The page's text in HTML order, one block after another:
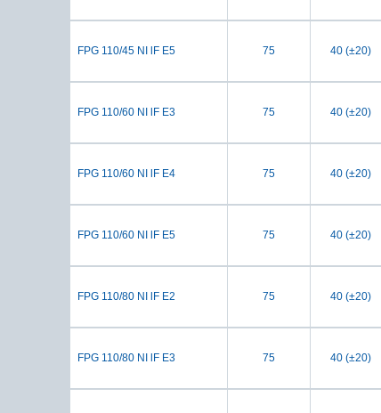
FPG 110/45 NI lF E5 75 40 (±20)
FPG 110/60 NI lF E3 75 40 (±20)
FPG 110/60 NI lF E4 75 40 (±20)
FPG 110/60 NI lF E5 75 40 (±20)
FPG 110/80 NI lF E2 75 40 (±20)
FPG 110/80 NI lF E3 75 40 (±20)